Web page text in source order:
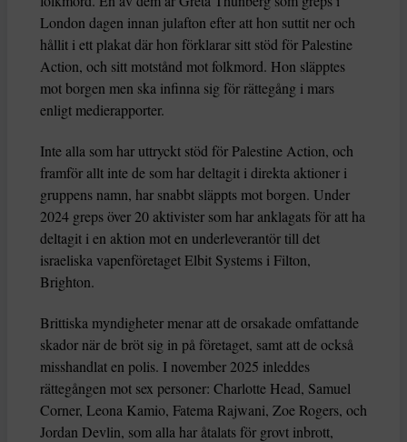
London dagen innan julafton efter att hon suttit ner och
hållit i ett plakat där hon förklarar sitt stöd för Palestine
Action, och sitt motstånd mot folkmord. Hon släpptes
mot borgen men ska infinna sig för rättegång i mars
enligt medierapporter.
Inte alla som har uttryckt stöd för Palestine Action, och
framför allt inte de som har deltagit i direkta aktioner i
gruppens namn, har snabbt släppts mot borgen. Under
2024 greps över 20 aktivister som har anklagats för att ha
deltagit i en aktion mot en underleverantör till det
israeliska vapenföretaget Elbit Systems i Filton,
Brighton.
Brittiska myndigheter menar att de orsakade omfattande
skador när de bröt sig in på företaget, samt att de också
misshandlat en polis. I november 2025 inleddes
rättegången mot sex personer: Charlotte Head, Samuel
Corner, Leona Kamio, Fatema Rajwani, Zoe Rogers, och
Jordan Devlin, som alla har åtalats för grovt inbrott,